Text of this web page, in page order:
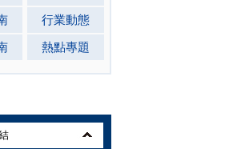
行業動態
熱點專題